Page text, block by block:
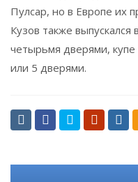
Пулсар, но в Европе их
Кузов также
четырьмя дверями, купе
или 5 дверями.